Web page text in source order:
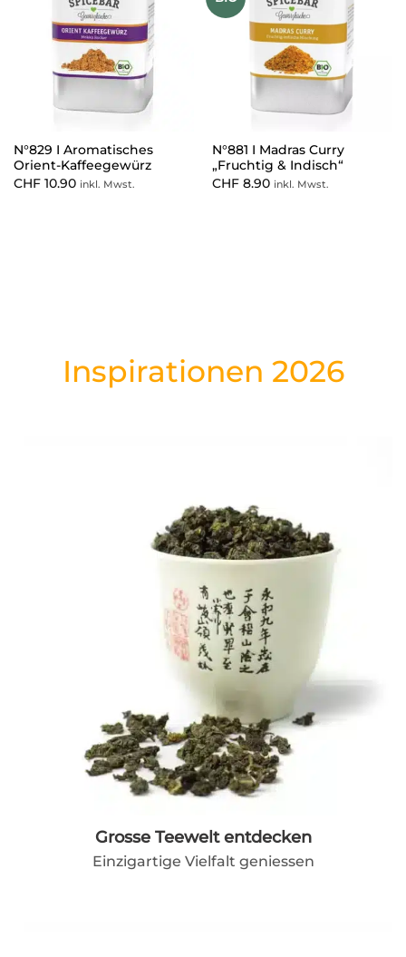
N°829 I Aromatisches
Orient-Kaffeegewürz
CHF10.90 inkl. Mwst.
N°881 I Madras Curry
„Fruchtig & Indisch“
CHF8.90 inkl. Mwst.
Inspirationen 2026
Grosse Teewelt entdecken
Einzigartige Vielfalt geniessen